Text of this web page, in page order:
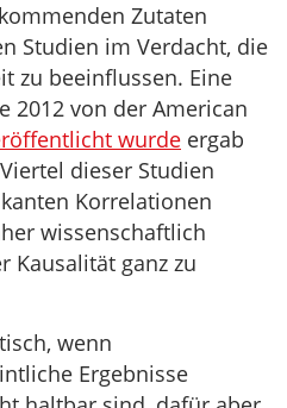
Zutaten
Studien im Verdacht, die
zu beeinflussen. Eine
2012 von der American
wurde ergab
dieser Studien
Korrelationen
wissenschaftlich
Kausalität ganz zu
wenn
Ergebnisse